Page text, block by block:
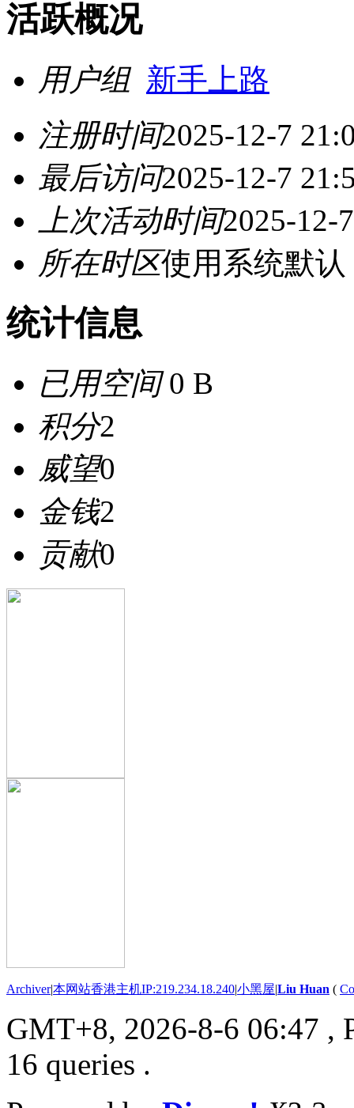
活跃概况
用户组 新手上路
注册时间2025-12-7
最后访问2025-12-7
上次活动时间2025-12-
所在时区使用系统默认
统计信息
已用空间0 B
积分2
威望0
金钱2
贡献0
Archiver|本网站香港主机IP:219.234.18.240|小黑屋|Liu Huan (
GMT+8, 2026-8-6 06:47 ,
16 queries .